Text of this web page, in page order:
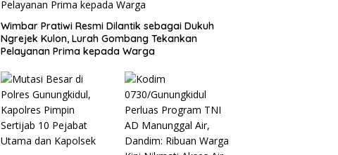
Wimbar Pratiwi Resmi Dilantik sebagai Dukuh
Ngrejek Kulon, Lurah Gombang Tekankan
Pelayanan Prima kepada Warga